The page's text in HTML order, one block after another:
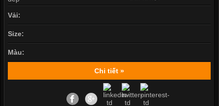
Vải:
Size:
Màu:
Chi tiết »